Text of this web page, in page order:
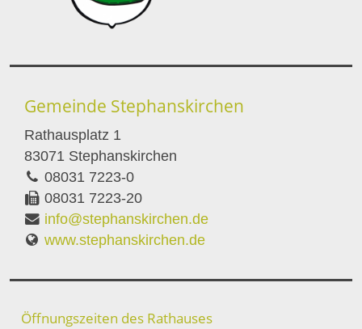
Gemeinde Stephanskirchen
Rathausplatz 1
83071 Stephanskirchen
08031 7223-0
08031 7223-20
info@stephanskirchen.de
www.stephanskirchen.de
Öffnungszeiten des Rathauses